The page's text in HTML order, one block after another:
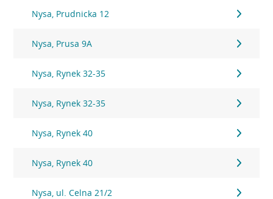
Nysa, Prudnicka 12
Nysa, Prusa 9A
Nysa, Rynek 32-35
Nysa, Rynek 32-35
Nysa, Rynek 40
Nysa, Rynek 40
Nysa, ul. Celna 21/2